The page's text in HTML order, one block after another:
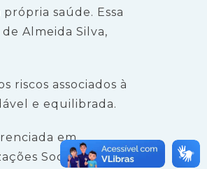
saúde. Essa
Almeida Silva,
riscos associados à
e equilibrada.
em
Sociais de